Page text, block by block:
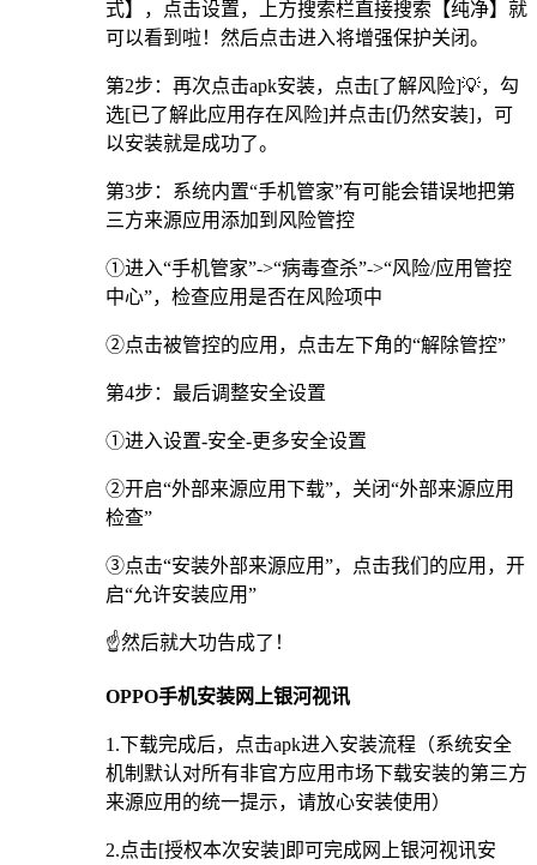
式】，点击设置，上方搜索栏直接搜索【纯净】就
可以看到啦！然后点击进入将增强保护关闭。
第2步：再次点击apk安装，点击[了解风险]💡，勾
选[已了解此应用存在风险]并点击[仍然安装]，可
以安装就是成功了。
第3步：系统内置“手机管家”有可能会错误地把第
三方来源应用添加到风险管控
①进入“手机管家”->“病毒查杀”->“风险/应用管控
中心”，检查应用是否在风险项中
②点击被管控的应用，点击左下角的“解除管控”
第4步：最后调整安全设置
①进入设置-安全-更多安全设置
②开启“外部来源应用下载”，关闭“外部来源应用
检查”
③点击“安装外部来源应用”，点击我们的应用，开
启“允许安装应用”
☝️然后就大功告成了！
OPPO手机安装网上银河视讯
1.下载完成后，点击apk进入安装流程（系统安全
机制默认对所有非官方应用市场下载安装的第三方
来源应用的统一提示，请放心安装使用）
2.点击[授权本次安装]即可完成网上银河视讯安